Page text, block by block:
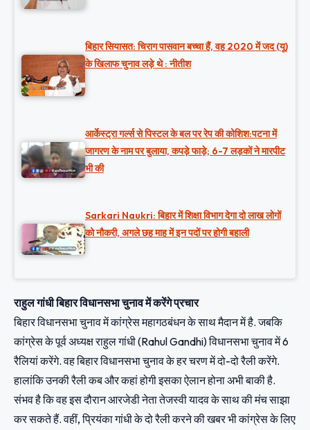
बिहार सियासत: चिराग पासवान बच्चा हैं, वह 2020 में जद (यू)
के खिलाफ चुनाव लड़े थे : नीतीश
आर्केस्ट्रा गर्ल्स से पिस्टल के बल पर रेप की कोशिश:पटना में
जागरण के नाम पर बुलाया, कपड़े फाड़े; 6-7 लड़कों ने मारपीट
भी की
Sarkari Naukri: बिहार में शिक्षा विभाग देगा दो लाख लोगों
को नौकरी, अगले छह माह में इन पदों पर होगी बहाली
राहुल गांधी बिहार विधानसभा चुनाव में करेंगे प्रचार
बिहार विधानसभा चुनाव में कांग्रेस महागठबंधन के साथ मैदान में है. जबकि
कांग्रेस के पूर्व अध्‍यक्ष राहुल गांधी (Rahul Gandhi) विधानसभा चुनाव में 6
रैलियां करेंगे. वह बिहार विधानसभा चुनाव के हर चरण में दो-दो रैली करेंगे.
हालांकि उनकी रैली कब और कहां होगी इसका ऐलान होना अभी बाकी है.
संभव है कि वह इस दौरान आरजेडी नेता तेजस्‍वी यादव के साथ की मंच साझा
कर सकते हैं. वहीं, प्रियंका गांधी के दो रैली करने की खबर भी कांग्रेस के लिए